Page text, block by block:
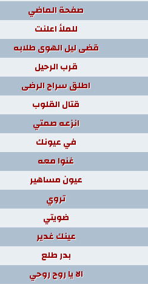
صفحة الماضي
للملأ اعلنت
قضى ليل الهوى طلابه
قرب الرحيل
اطلق سراح الرضى
قتال القلوب
انزعه صمتي
في عيونك
غنوا معه
عيون مساهير
تروي
ضويتي
عينك غدير
بدر طلع
الا يا روح روحي